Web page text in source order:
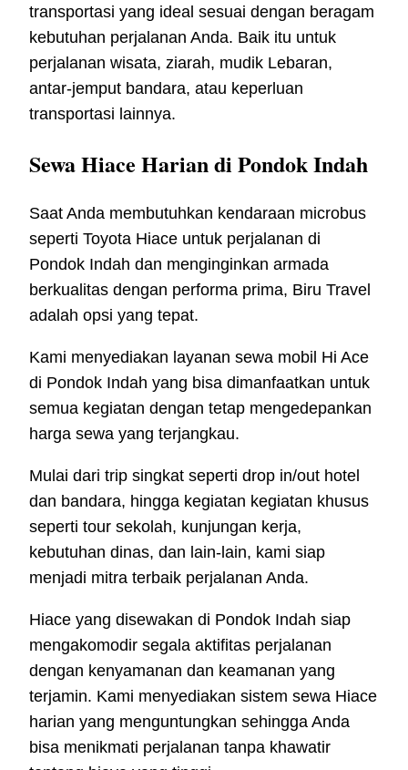
transportasi yang ideal sesuai dengan beragam
kebutuhan perjalanan Anda. Baik itu untuk
perjalanan wisata, ziarah, mudik Lebaran,
antar-jemput bandara, atau keperluan
transportasi lainnya.
Sewa Hiace Harian di Pondok Indah
Saat Anda membutuhkan kendaraan microbus
seperti Toyota Hiace untuk perjalanan di
Pondok Indah dan menginginkan armada
berkualitas dengan performa prima, Biru Travel
adalah opsi yang tepat.
Kami menyediakan layanan sewa mobil Hi Ace
di Pondok Indah yang bisa dimanfaatkan untuk
semua kegiatan dengan tetap mengedepankan
harga sewa yang terjangkau.
Mulai dari trip singkat seperti drop in/out hotel
dan bandara, hingga kegiatan kegiatan khusus
seperti tour sekolah, kunjungan kerja,
kebutuhan dinas, dan lain-lain, kami siap
menjadi mitra terbaik perjalanan Anda.
Hiace yang disewakan di Pondok Indah siap
mengakomodir segala aktifitas perjalanan
dengan kenyamanan dan keamanan yang
terjamin. Kami menyediakan sistem sewa Hiace
harian yang menguntungkan sehingga Anda
bisa menikmati perjalanan tanpa khawatir